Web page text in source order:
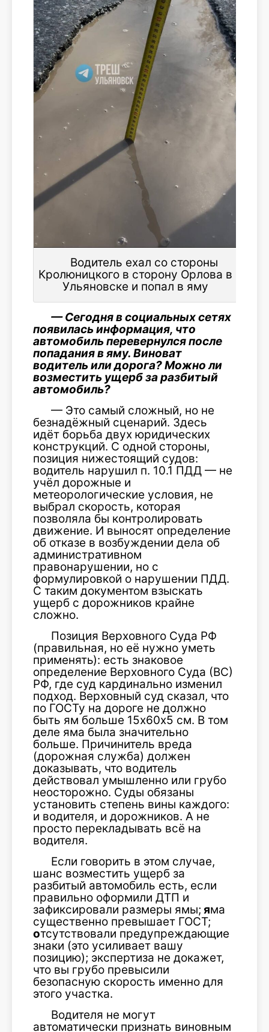
Водитель ехал со стороны
Кролюницкого в сторону Орлова в
Ульяновске и попал в яму
— Сегодня в социальных сетях
появилась информация, что
автомобиль перевернулся после
попадания в яму. Виноват
водитель или дорога? Можно ли
возместить ущерб за разбитый
автомобиль?
— Это самый сложный, но не
безнадёжный сценарий. Здесь
идёт борьба двух юридических
конструкций. С одной стороны,
позиция нижестоящий судов:
водитель нарушил п. 10.1 ПДД — не
учёл дорожные и
метеорологические условия, не
выбрал скорость, которая
позволяла бы контролировать
движение. И выносят определение
об отказе в возбуждении дела об
административном
правонарушении, но с
формулировкой о нарушении ПДД.
С таким документом взыскать
ущерб с дорожников крайне
сложно.
Позиция Верховного Суда РФ
(правильная, но её нужно уметь
применять): есть знаковое
определение Верховного Суда (ВС)
РФ, где суд кардинально изменил
подход. Верховный суд сказал, что
по ГОСТу на дороге не должно
быть ям больше 15х60х5 см. В том
деле яма была значительно
больше. Причинитель вреда
(дорожная служба) должен
доказывать, что водитель
действовал умышленно или грубо
неосторожно. Суды обязаны
установить степень вины каждого:
и водителя, и дорожников. А не
просто перекладывать всё на
водителя.
Если говорить в этом случае,
шанс возместить ущерб за
разбитый автомобиль есть, если
правильно оформили ДТП и
зафиксировали размеры ямы; яма
существенно превышает ГОСТ;
отсутствовали предупреждающие
знаки (это усиливает вашу
позицию); экспертиза не докажет,
что вы грубо превысили
безопасную скорость именно для
этого участка.
Водителя не могут
автоматически признать виновным